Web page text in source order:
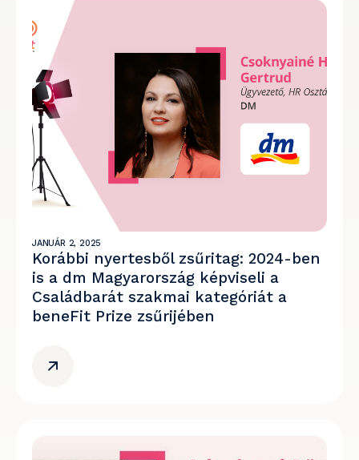
JANUÁR 2, 2025
Korábbi nyertesből zsűritag: 2024-ben
is a dm Magyarország képviseli a
Családbarát szakmai kategóriát a
beneFit Prize zsűrijében